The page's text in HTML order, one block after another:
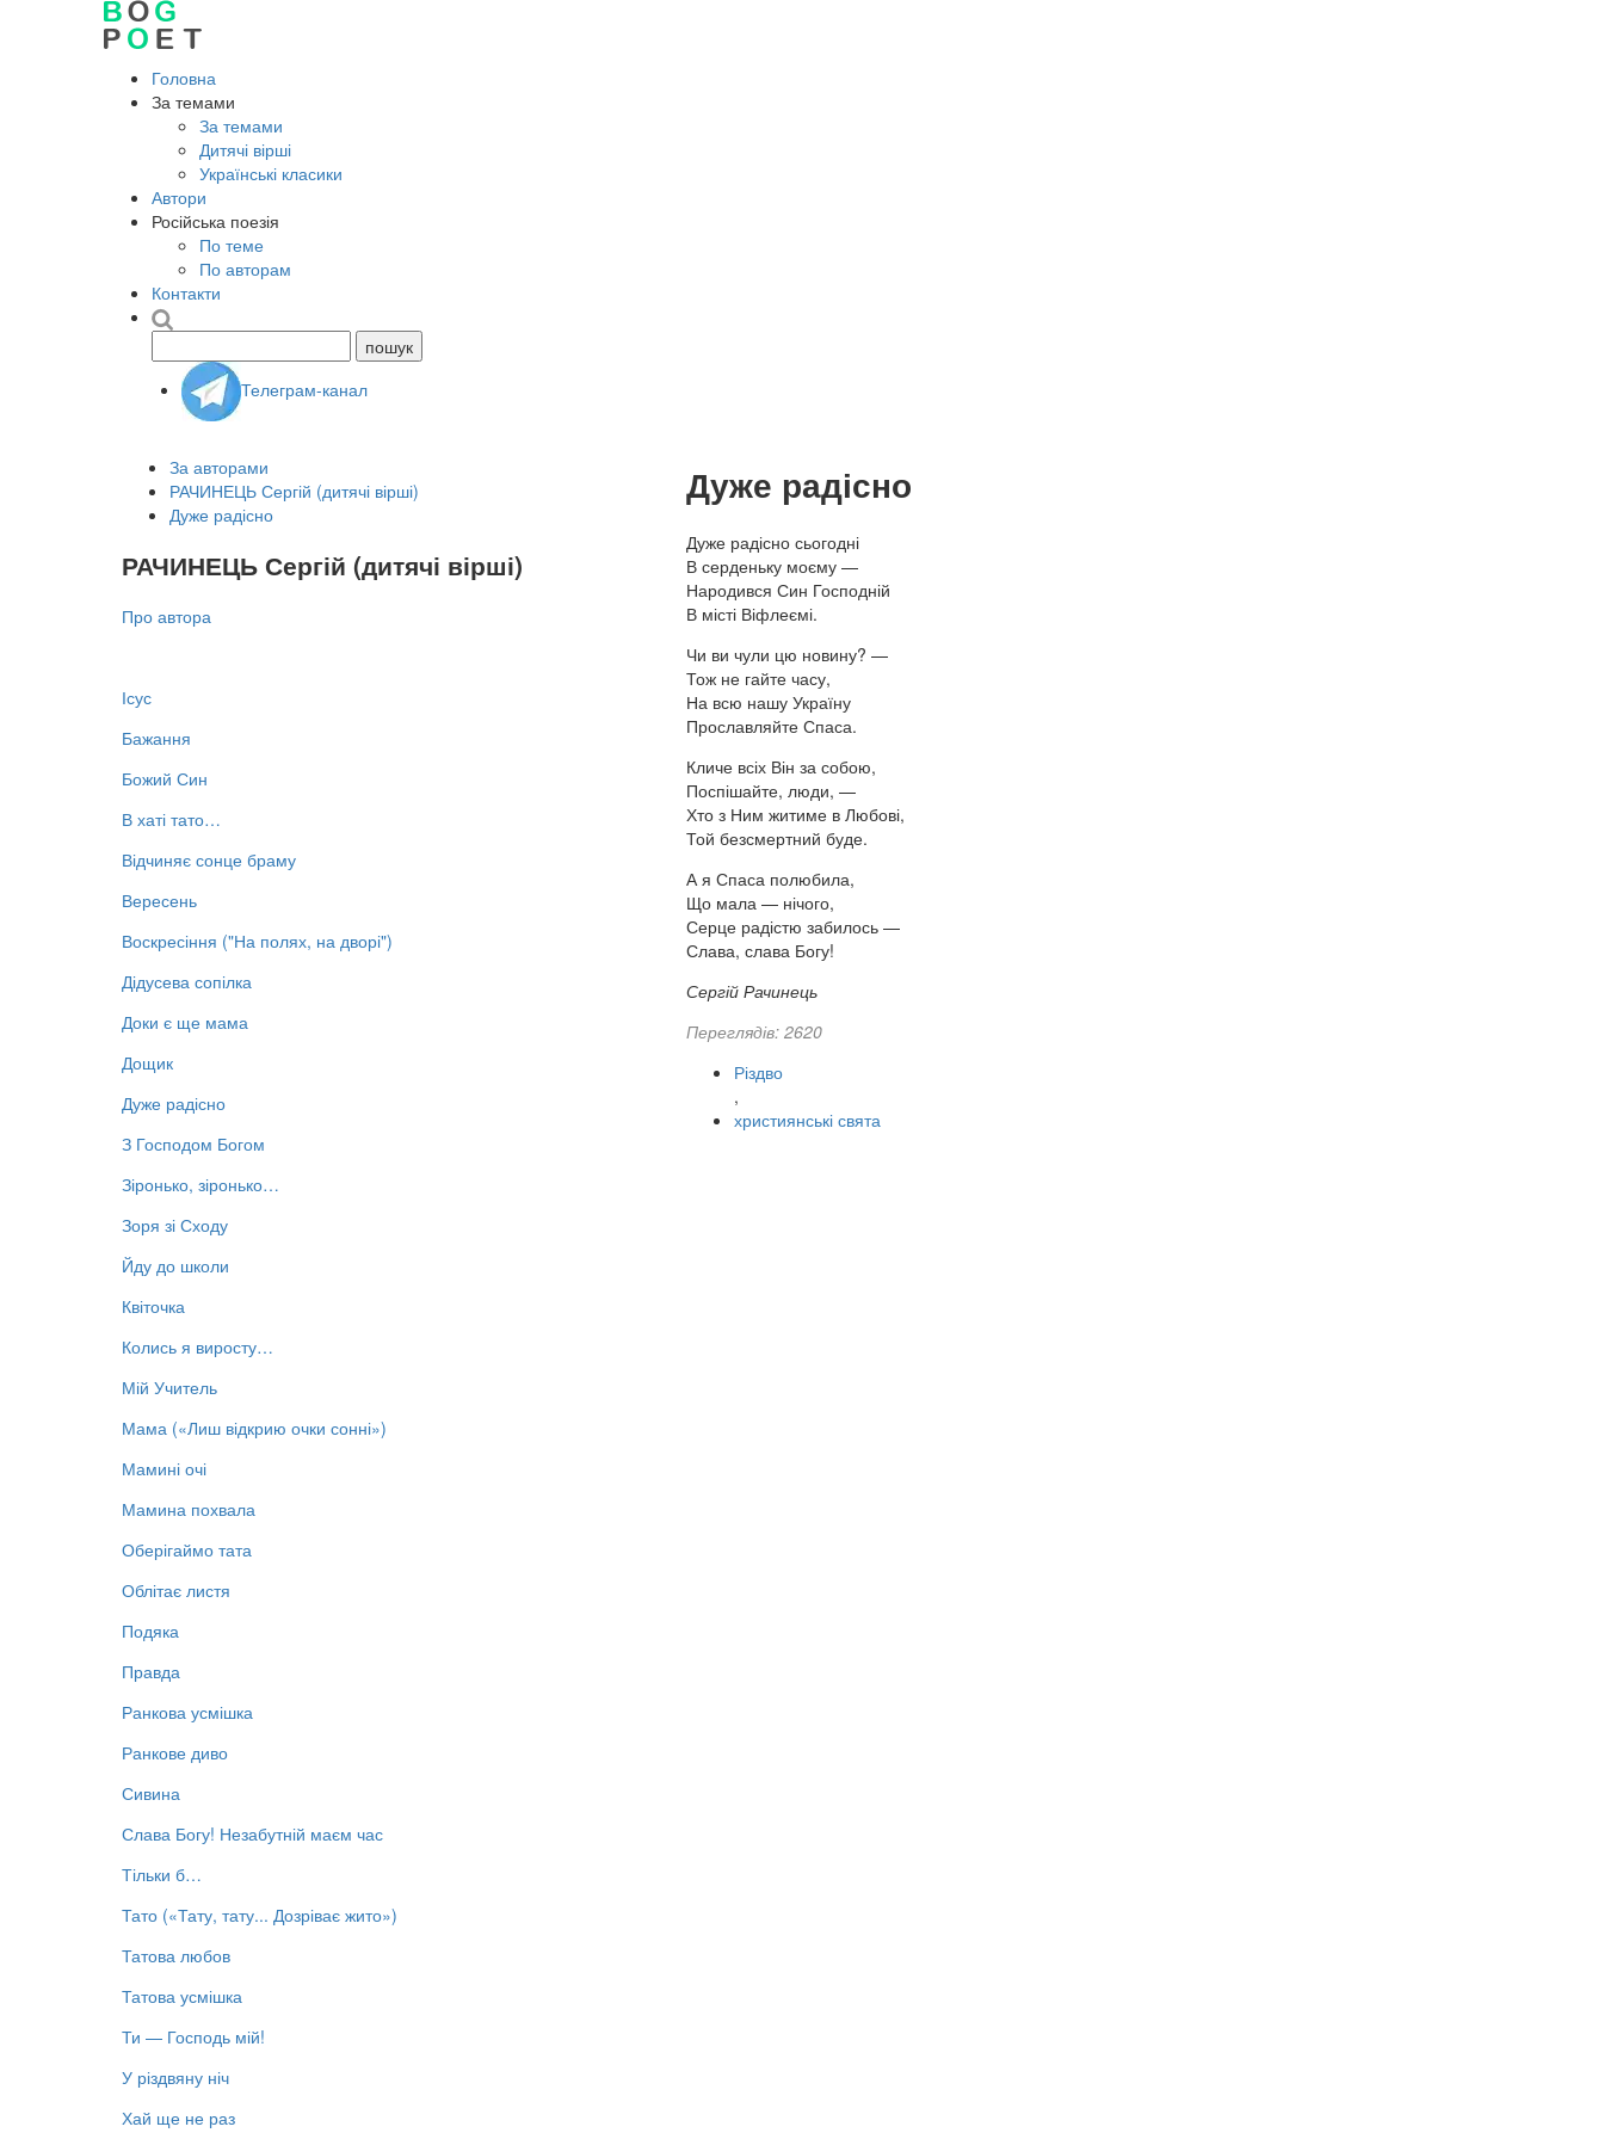
Головна
За темами
За темами
Дитячі вірші
Українські класики
Автори
Російська поезія
По теме
По авторам
Контакти
Телеграм-канал
Дуже радісно
Дуже радісно сьогодні
В серденьку моєму —
Народився Син Господній
В місті Віфлеємі.
Чи ви чули цю новину? —
Тож не гайте часу,
На всю нашу Україну
Прославляйте Спаса.
Кличе всіх Він за собою,
Поспішайте, люди, —
Хто з Ним житиме в Любові,
Той безсмертний буде.
А я Спаса полюбила,
Що мала — нічого,
Серце радістю забилось —
Слава, слава Богу!
Сергій Рачинець
Переглядів: 2620
Різдво
,
християнські свята
За авторами
РАЧИНЕЦЬ Сергій (дитячі вірші)
Дуже радісно
РАЧИНЕЦЬ Сергій (дитячі вірші)
Про автора
Ісус
Бажання
Божий Син
В хаті тато…
Відчиняє сонце браму
Вересень
Воскресіння ("На полях, на дворі")
Дідусева сопілка
Доки є ще мама
Дощик
Дуже радісно
З Господом Богом
Зіронько, зіронько…
Зоря зі Сходу
Йду до школи
Квіточка
Колись я виросту…
Мій Учитель
Мама («Лиш відкрию очки сонні»)
Мамині очі
Мамина похвала
Оберігаймо тата
Облітає листя
Подяка
Правда
Ранкова усмішка
Ранкове диво
Сивина
Слава Богу! Незабутній маєм час
Тільки б…
Тато («Тату, тату... Дозріває жито»)
Татова любов
Татова усмішка
Ти — Господь мій!
У різдвяну ніч
Хай ще не раз